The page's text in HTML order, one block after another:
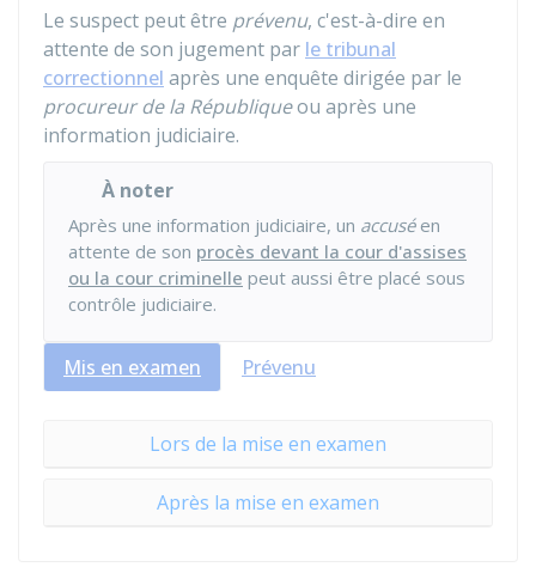
Le suspect peut être prévenu, c'est-à-dire en
attente de son jugement par le tribunal
correctionnel après une enquête dirigée par le
procureur de la Républiqueou après une
information judiciaire.
À noter
Après une information judiciaire, un accuséen
attente de son procès devant la cour d'assises
ou la cour criminelle peut aussi être placé sous
contrôle judiciaire.
Mis en examen Prévenu
Lors de la mise en examen
Après la mise en examen